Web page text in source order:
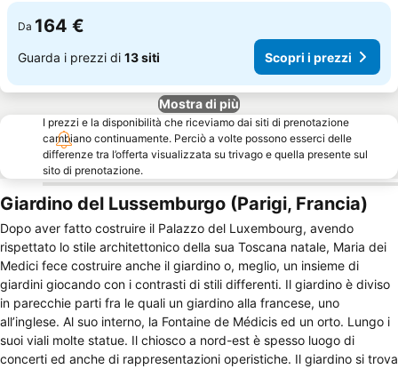
Da 164 €
Guarda i prezzi di 13 siti Scopri i prezzi
Mostra di più
I prezzi e la disponibilità che riceviamo dai siti di prenotazione
cambiano continuamente. Perciò a volte possono esserci delle
differenze tra l’offerta visualizzata su trivago e quella presente sul
sito di prenotazione.
Giardino del Lussemburgo (Parigi, Francia)
Dopo aver fatto costruire il Palazzo del Luxembourg, avendo
rispettato lo stile architettonico della sua Toscana natale, Maria dei
Medici fece costruire anche il giardino o, meglio, un insieme di
giardini giocando con i contrasti di stili differenti. Il giardino è diviso
in parecchie parti fra le quali un giardino alla francese, uno
all’inglese. Al suo interno, la Fontaine de Médicis ed un orto. Lungo i
suoi viali molte statue. Il chiosco a nord-est è spesso luogo di
concerti ed anche di rappresentazioni operistiche. Il giardino si trova